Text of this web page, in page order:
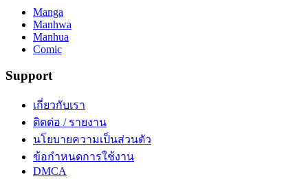
Manga
Manhwa
Manhua
Comic
Support
เกี่ยวกับเรา
ติดต่อ / รายงาน
นโยบายความเป็นส่วนตัว
ข้อกำหนดการใช้งาน
DMCA